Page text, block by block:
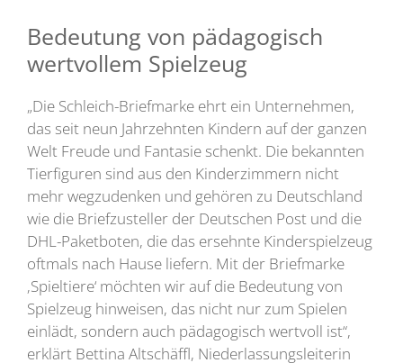
Bedeutung von pädagogisch
wertvollem Spielzeug
„Die Schleich-Briefmarke ehrt ein Unternehmen,
das seit neun Jahrzehnten Kindern auf der ganzen
Welt Freude und Fantasie schenkt. Die bekannten
Tierfiguren sind aus den Kinderzimmern nicht
mehr wegzudenken und gehören zu Deutschland
wie die Briefzusteller der Deutschen Post und die
DHL-Paketboten, die das ersehnte Kinderspielzeug
oftmals nach Hause liefern. Mit der Briefmarke
‚Spieltiere‘ möchten wir auf die Bedeutung von
Spielzeug hinweisen, das nicht nur zum Spielen
einlädt, sondern auch pädagogisch wertvoll ist“,
erklärt Bettina Altschäffl, Niederlassungsleiterin